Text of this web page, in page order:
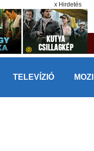
x Hirdetés
TELEVÍZIÓ MOZI